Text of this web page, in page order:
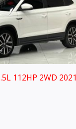
112HP 2WD 2021